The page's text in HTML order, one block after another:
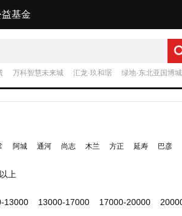
基金
万科智慧未来城 汇龙·玖和琚 绿地·东北亚国博城
阿城 通河 尚志 木兰 方正 延寿 巴彦
上
13000 13000-17000 17000-20000